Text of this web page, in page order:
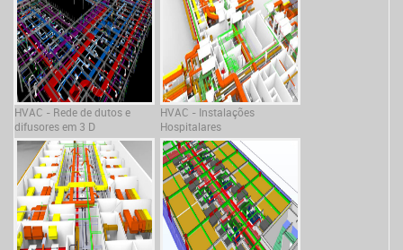
HVAC - Rede de dutos e
difusores em 3 D
HVAC - Instalações
Hospitalares